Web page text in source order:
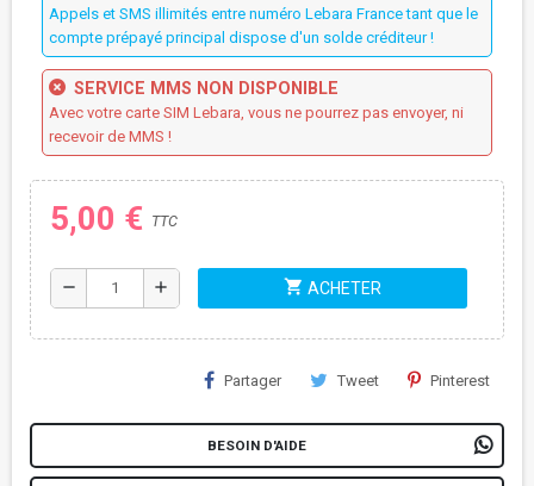
Appels et SMS illimités entre numéro Lebara France tant que le
compte prépayé principal dispose d'un solde créditeur !
SERVICE MMS NON DISPONIBLE
Avec votre carte SIM Lebara, vous ne pourrez pas envoyer, ni
recevoir de MMS !
5,00 € TTC
remove add shopping_cart ACHETER
Partager Tweet Pinterest
BESOIN D'AIDE